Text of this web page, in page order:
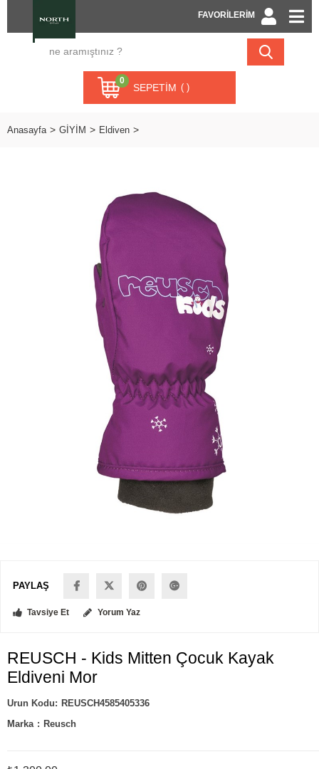
FAVORİLERİM
SEPETIM
0
Anasayfa GİYİM Eldiven
PAYLAŞ
Tavsiye Et Yorum Yaz
REUSCH - Kids Mitten Çocuk Kayak
Eldiveni Mor
REUSCH4585405336
Marka : Reusch